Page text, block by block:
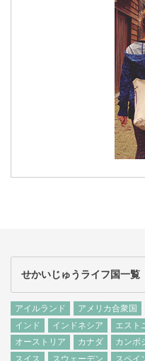
せかいじゅうライフ国一覧
アイルランド アメリカ合衆国
インド
インドネシア エスト
オーストリア
カナダ カンボ
スイス
スウェーデン スペイ